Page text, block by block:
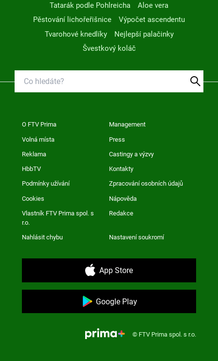
Tatarák podle Pohlreicha
Aloe vera
Pěstování lichořeřišnice
Výpočet ascendentu
Tvarohové knedlíky
Nejlepší palačinky
Švestkový koláč
O FTV Prima Management
Volná místa Press
Reklama Castingy a výzvy
HbbTV Kontakty
Podmínky užívání Zpracování osobních údajů
Cookies Nápověda
Vlastník FTV Prima spol. s
r.o.
Redakce
Nahlásit chybu Nastavení soukromí
App Store
Google Play
© FTV Prima spol. s r.o.